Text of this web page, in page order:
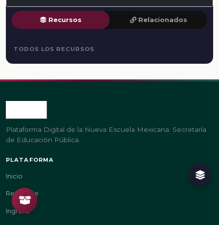
Recursos Relacionados
TODOS LOS RECURSOS
Plataforma Digital de la Nueva Escuela Mexicana. Secretaría
de Educación Pública.
PLATAFORMA
Inicio
Regístrate
Ingresa